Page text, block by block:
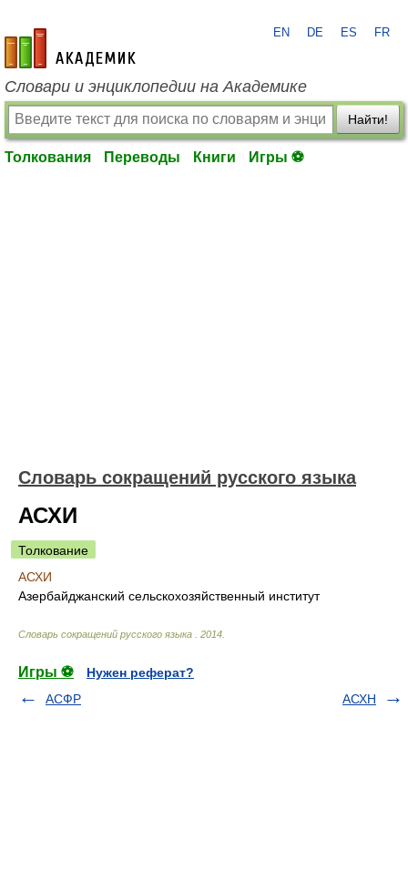
academic.ru
EN DE ES FR
Словари и энциклопедии на Академике
Найти!
Толкования Переводы Книги Игры ⚽
Словарь сокращений русского языка
АСХИ
Толкование
АСХИ
Азербайджанский сельскохозяйственный институт
Словарь сокращений русского языка 2014
Игры ⚽
Нужен реферат?
АСФР
АСХН